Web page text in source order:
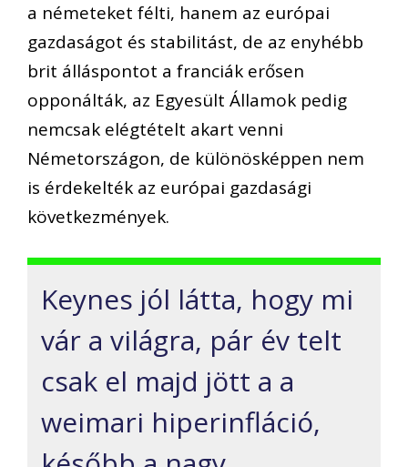
a németeket félti, hanem az európai
gazdaságot és stabilitást, de az enyhébb
brit álláspontot a franciák erősen
opponálták, az Egyesült Államok pedig
nemcsak elégtételt akart venni
Németországon, de különösképpen nem
is érdekelték az európai gazdasági
következmények.
Keynes jól látta, hogy mi
vár a világra, pár év telt
csak el majd jött a a
weimari hiperinfláció,